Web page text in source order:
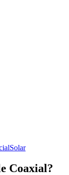
Solar
Coaxial?